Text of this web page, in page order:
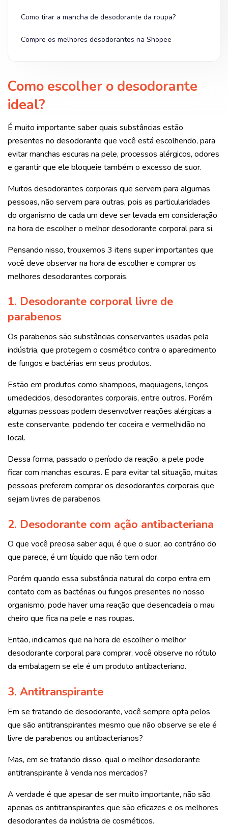
Como tirar a mancha de desodorante da roupa?
Compre os melhores desodorantes na Shopee
Como escolher o desodorante
ideal?
É muito importante saber quais substâncias estão
presentes no desodorante que você está escolhendo, para
evitar manchas escuras na pele, processos alérgicos, odores
e garantir que ele bloqueie também o excesso de suor.
Muitos desodorantes corporais que servem para algumas
pessoas, não servem para outras, pois as particularidades
do organismo de cada um deve ser levada em consideração
na hora de escolher o melhor desodorante corporal para si.
Pensando nisso, trouxemos 3 itens super importantes que
você deve observar na hora de escolher e comprar os
melhores desodorantes corporais.
1. Desodorante corporal livre de
parabenos
Os parabenos são substâncias conservantes usadas pela
indústria, que protegem o cosmético contra o aparecimento
de fungos e bactérias em seus produtos.
Estão em produtos como shampoos, maquiagens, lenços
umedecidos, desodorantes corporais, entre outros. Porém
algumas pessoas podem desenvolver reações alérgicas a
este conservante, podendo ter coceira e vermelhidão no
local.
Dessa forma, passado o período da reação, a pele pode
ficar com manchas escuras. E para evitar tal situação, muitas
pessoas preferem comprar os desodorantes corporais que
sejam livres de parabenos.
2. Desodorante com ação antibacteriana
O que você precisa saber aqui, é que o suor, ao contrário do
que parece, é um líquido que não tem odor.
Porém quando essa substância natural do corpo entra em
contato com as bactérias ou fungos presentes no nosso
organismo, pode haver uma reação que desencadeia o mau
cheiro que fica na pele e nas roupas.
Então, indicamos que na hora de escolher o melhor
desodorante corporal para comprar, você observe no rótulo
da embalagem se ele é um produto antibacteriano.
3. Antitranspirante
Em se tratando de desodorante, você sempre opta pelos
que são antitranspirantes mesmo que não observe se ele é
livre de parabenos ou antibacterianos?
Mas, em se tratando disso, qual o melhor desodorante
antitranspirante à venda nos mercados?
A verdade é que apesar de ser muito importante, não são
apenas os antitranspirantes que são eficazes e os melhores
desodorantes da indústria de cosméticos.